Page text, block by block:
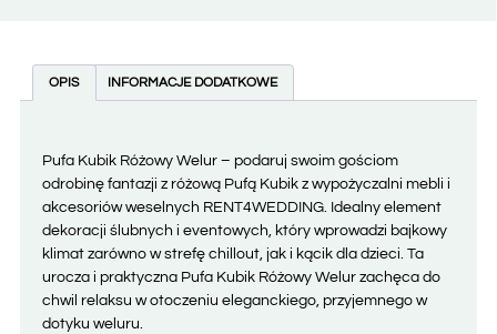
OPIS INFORMACJE DODATKOWE
Pufa Kubik Różowy Welur – podaruj swoim gościom
odrobinę fantazji z różową Pufą Kubik z wypożyczalni mebli i
akcesoriów weselnych RENT4WEDDING. Idealny element
dekoracji ślubnych i eventowych, który wprowadzi bajkowy
klimat zarówno w strefę chillout, jak i kącik dla dzieci. Ta
urocza i praktyczna Pufa Kubik Różowy Welur zachęca do
chwil relaksu w otoczeniu eleganckiego, przyjemnego w
dotyku weluru.